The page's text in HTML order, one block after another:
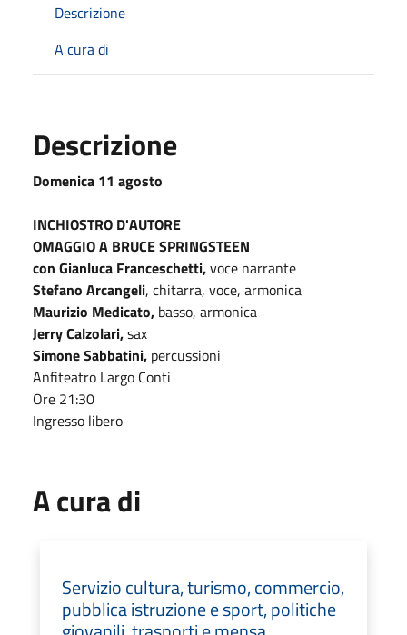
Descrizione
A cura di
Descrizione
Domenica 11 agosto
INCHIOSTRO D'AUTORE
OMAGGIO A BRUCE SPRINGSTEEN
con Gianluca Franceschetti,voce narrante
Stefano Arcangeli, chitarra, voce, armonica
Maurizio Medicato, basso, armonica
Jerry Calzolari,sax
Simone Sabbatini, percussioni
Anfiteatro Largo Conti
Ore 21:30
Ingresso libero
A cura di
Servizio cultura, turismo, commercio,
pubblica istruzione e sport, politiche